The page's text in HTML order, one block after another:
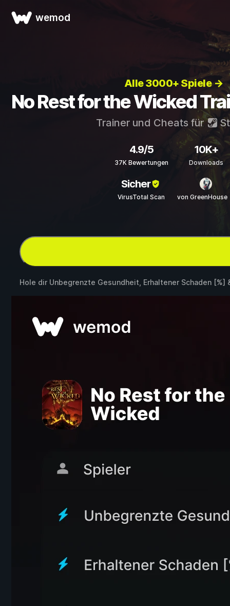
wemod
Alle 3000+ Spiele →
No Rest for the Wicked
Trainer und Cheats für
4.9/5
37K Bewertungen
10K+
Downloads
Sicher
VirusTotal Scan von
Hole dir Unbegrenzte Gesundheit, Erhaltener Schaden [%]